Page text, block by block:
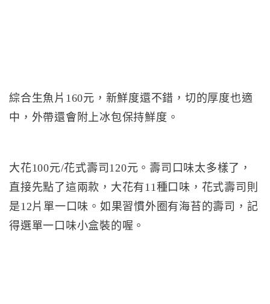
綜合生魚片160元，新鮮度還不錯，切的厚度也適
中，外帶還會附上冰包保持鮮度。
大花100元/花式壽司120元。壽司口味太多樣了，
直接先點了這兩款，大花有11種口味，花式壽司則
是12片單一口味。如果習慣外圈有海苔的壽司，記
得選單一口味小盒裝的喔。